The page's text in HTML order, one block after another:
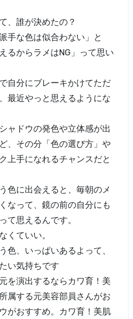
、誰が決めたの？
手な色は似合わない」と
るからラメはNG」って思い
自分にブレーキかけてただ
最近やっと思えるようにな
ャドウの発色や立体感が出
、その分「色の選び方」や
上手になれるチャンスだと
色に出会えると、毎朝のメ
なって、鏡の前の自分にも
て思えるんです。
くていい。
色、いっぱいあるよって、
い気持ちです
を演出するならカワ育！美
属する元美容部員さんがお
がおすすめ。カワ育！美肌